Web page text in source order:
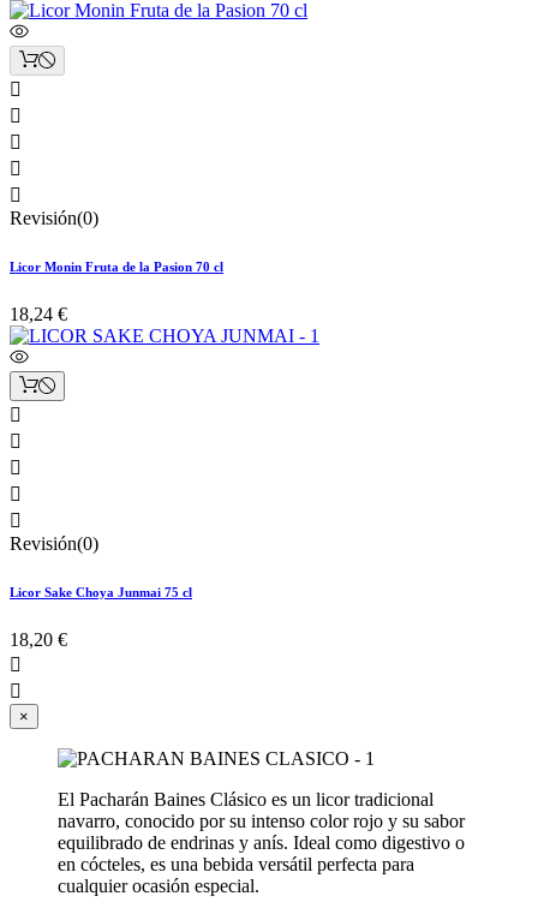





Revisión(0)
Licor Monin Fruta de la Pasion 70 cl
18,24 €





Revisión(0)
Licor Sake Choya Junmai 75 cl
18,20 €


×
El Pacharán Baines Clásico es un licor tradicional
navarro, conocido por su intenso color rojo y su sabor
equilibrado de endrinas y anís. Ideal como digestivo o
en cócteles, es una bebida versátil perfecta para
cualquier ocasión especial.